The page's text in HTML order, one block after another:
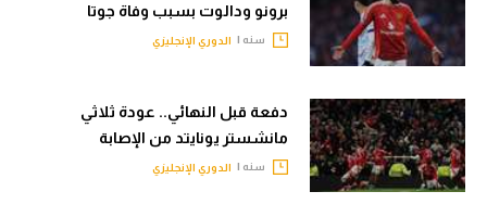
رياضة نسائية
آسيا
أمريكا
ركن الألعاب
برونو ودالوت بسبب وفاة جوتا
سنه | الدوري الإنجليزي
دفعة قبل النهائي.. عودة ثلاثي
مانشستر يونايتد من الإصابة
سنه | الدوري الإنجليزي